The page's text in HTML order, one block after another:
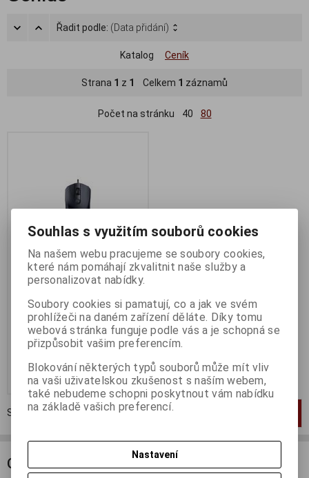
Řadit podle: (Data přidání)
Katalog Ceník
Strana 1 z 1 Celkem 1 záznamů
Počet na stránku 40 80
herní myš GENIUS X-G600 usb
černá
Termín dodání (dny):3
499 Kč
Koupit
Strana 1z1Celkem1záznamů
ODBĚR NOVINEK
Souhlas s využitím souborů cookies
Na našem webu pracujeme se soubory cookies,
které nám pomáhají zkvalitnit naše služby a
personalizovat nabídky.
Soubory cookies si pamatují, co a jak ve svém
prohlížeči na daném zařízení děláte. Díky tomu
webová stránka funguje podle vás a je schopná se
přizpůsobit vašim preferencím.
Blokování některých typů souborů může mít vliv
na vaši uživatelskou zkušenost s naším webem,
také nebudeme schopni poskytnout vám nabídku
na základě vašich preferencí.
Nastavení